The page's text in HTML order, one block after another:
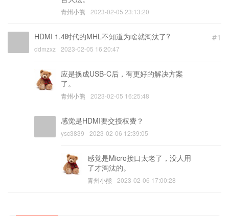
青州小熊 2023-02-05 23:13:20
#1
HDMI 1.4时代的MHL不知道为啥就淘汰了?
ddmzxz 2023-02-05 16:20:47
应是换成USB-C后，有更好的解决方案
了。
青州小熊 2023-02-05 16:25:48
感觉是HDMI要交授权费？
ysc3839 2023-02-06 12:39:05
感觉是Micro接口太老了，没人用
了才淘汰的。
青州小熊 2023-02-06 17:00:28